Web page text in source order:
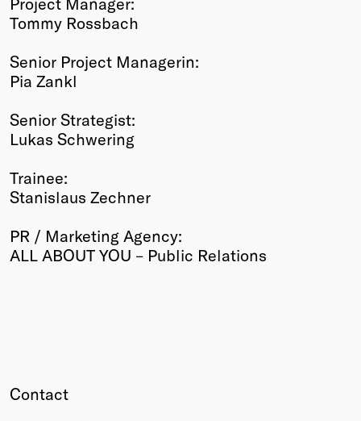
Tommy Rossbach
Senior Project Managerin:
Pia Zankl
Senior Strategist:
Lukas Schwering
Trainee:
Stanislaus Zechner
PR / Marketing Agency:
ALL ABOUT YOU – Public Relations
Contact